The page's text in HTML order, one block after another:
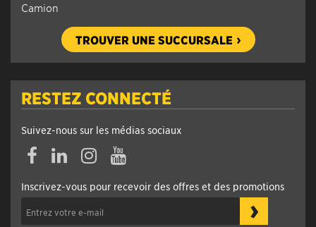
Camion
TROUVER UNE SUCCURSALE
RESTEZ CONNECTÉ
Suivez-nous sur les médias sociaux
Inscrivez-vous pour recevoir des offres et des promotions
›